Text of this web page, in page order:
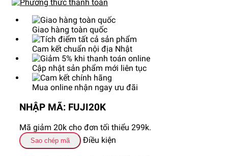
Giao hàng toàn quốc
Cam kết chuẩn nội địa Nhật
Cập nhật sản phẩm mới liên tục
Mua online nhận ngay ưu đãi
NHẬP MÃ: FUJI20K
Mã giảm 20k cho đơn tối thiểu 299k.
Sao chép mã Điều kiện